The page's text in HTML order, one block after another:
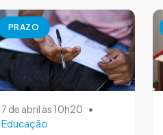
PRAZO
7 de abril às 10h20 •
Educação